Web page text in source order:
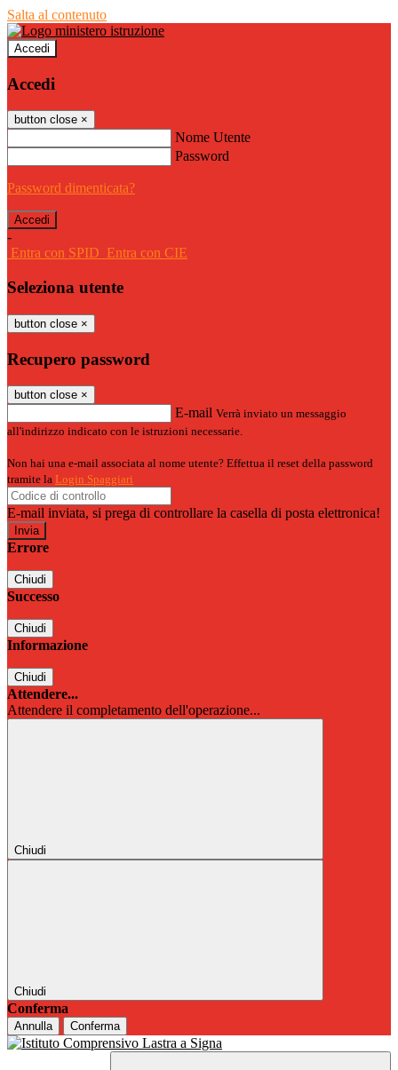
Salta al contenuto
Accedi
Accedi
button close ×
Nome Utente
Password
Password dimenticata?
-
Entra con SPID Entra con CIE
Seleziona utente
button close ×
Recupero password
button close ×
E-mail Verrà inviato un messaggio
all'indirizzo indicato con le istruzioni necessarie.
Non hai una e-mail associata al nome utente? Effettua il reset della password
tramite la Login Spaggiari
E-mail inviata, si prega di controllare la casella di posta elettronica!
Errore
Chiudi
Successo
Chiudi
Informazione
Chiudi
Attendere...
Attendere il completamento dell'operazione...
Chiudi
Chiudi
Conferma
Annulla Conferma